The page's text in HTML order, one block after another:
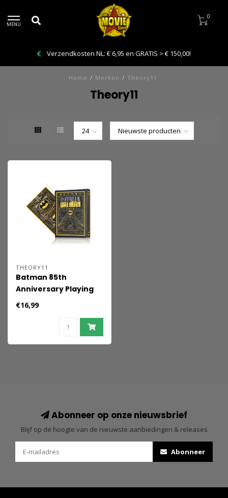
MENU
0
Verzendkosten NL: € 6,95 en GRATIS > € 150,00!
Home / Merken / Theory11
Theory11
THEORY11
Batman 85th
Anniversary Playing
Cards
€16,99
Abonneer op onze nieuwsbrief
Blijf op de hoogte van de nieuwste aanbiedingen & releases
Abonneer